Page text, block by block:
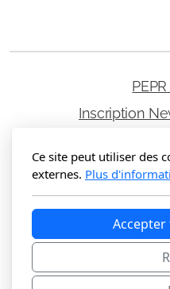
Inscription
Mentions légales|
© 2025DIADEM
Ce site peut utiliser des
externes. Plus
Accepter